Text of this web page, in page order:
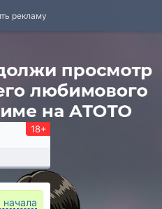
рекламу
18+
начала